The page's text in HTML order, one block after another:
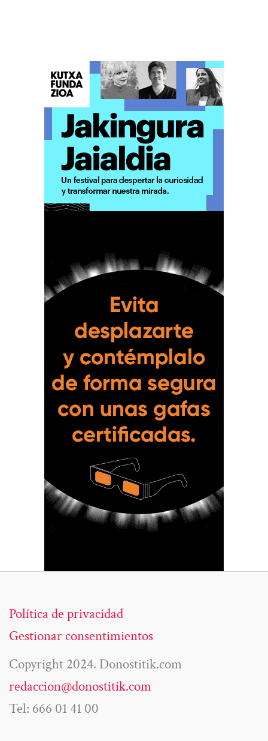
Política de privacidad
Gestionar consentimientos
Copyright 2024. Donostitik.com
redaccion@donostitik.com
Tel: 666 01 41 00